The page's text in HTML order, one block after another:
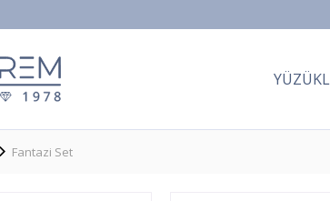
Fantazi Set